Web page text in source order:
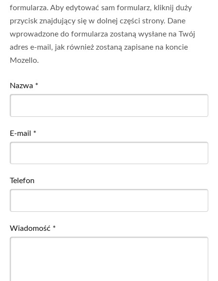
formularza. Aby edytować sam formularz, kliknij duży
przycisk znajdujący się w dolnej części strony. Dane
wprowadzone do formularza zostaną wysłane na Twój
adres e-mail, jak również zostaną zapisane na koncie
Mozello.
Nazwa *
E-mail *
Telefon
Wiadomość *